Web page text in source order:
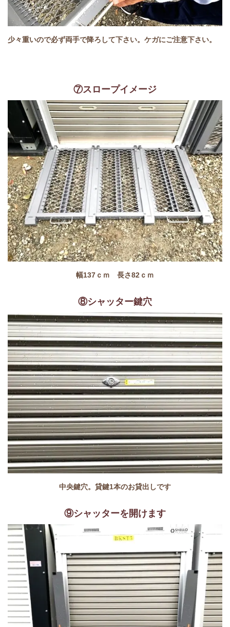
少々重いので必ず両手で降ろして下さい。ケガにご注意下さい。
⑦スロープイメージ
幅137ｃｍ 長さ82ｃｍ
⑧シャッター鍵穴
中央鍵穴。貸鍵1本のお貸出しです
⑨シャッターを開けます